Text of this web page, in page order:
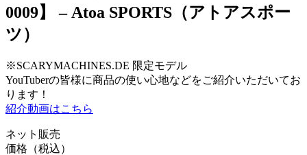
0009】 – Atoa SPORTS（アトアスポー
ツ）
※SCARYMACHINES.DE 限定モデル
YouTuberの皆様に商品の使い心地などをご紹介いただいてお
ります！
紹介動画はこちら
ネット販売
価格（税込）